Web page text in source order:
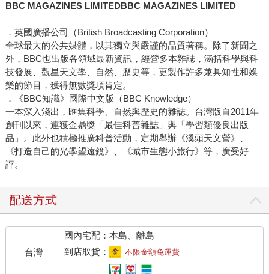
BBC MAGAZINES LIMITEDBBC MAGAZINES LIMITED
．英國廣播公司（British Broadcasting Corporation）
全球最大的公共媒體，以其獨立與嚴謹的品質著稱。除了新聞之
外，BBC也出版各領域最新資訊，經營多本雜誌，涵括科學與科
技發展、觀星天文學、自然、歷史等，更製作許多兼具知性和娛
樂的節目，獲得無數獎項肯定。
．《BBC知識》國際中文版（BBC Knowledge）
一本深入淺出，匯集科學、自然與歷史的雜誌。台灣版自2011年
創刊以來，連獲金鼎獎「最佳科普雜誌」與「學習類優良出版
品」。此外也積極推廣科普活動，定期舉辦《溪頭天文營》、
《打造自己的光學望遠鏡》、《城市生態小旅行》等，廣受好
評。
配送方式
台灣
國內宅配：本島、離島
到店取貨：
不限金額免運費